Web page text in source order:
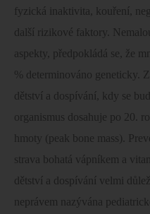
fyzická inaktivita, kouření,
další rizikové faktory.
aspekty, předpokládá se, že
% determinováno geneticky.
dětství a dospívání, kdy se
organismus dosahuje po 20.
hmoty (peak bone mass).
strava bohatá vápníkem a
dětství a dospívání velmi
neprávem nazývána